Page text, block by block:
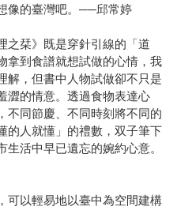
像的臺灣吧。──邱常婷
之栞》既是穿針引線的「道
拿到食譜就想試做的心情，我
解，但書中人物試做卻不只是
澀的情意。透過食物表達心
不同節慶、不同時刻將不同的
的人就懂」的禮數，双子筆下
活中早已遺忘的婉約心意。
可以輕易地以臺中為空間建構